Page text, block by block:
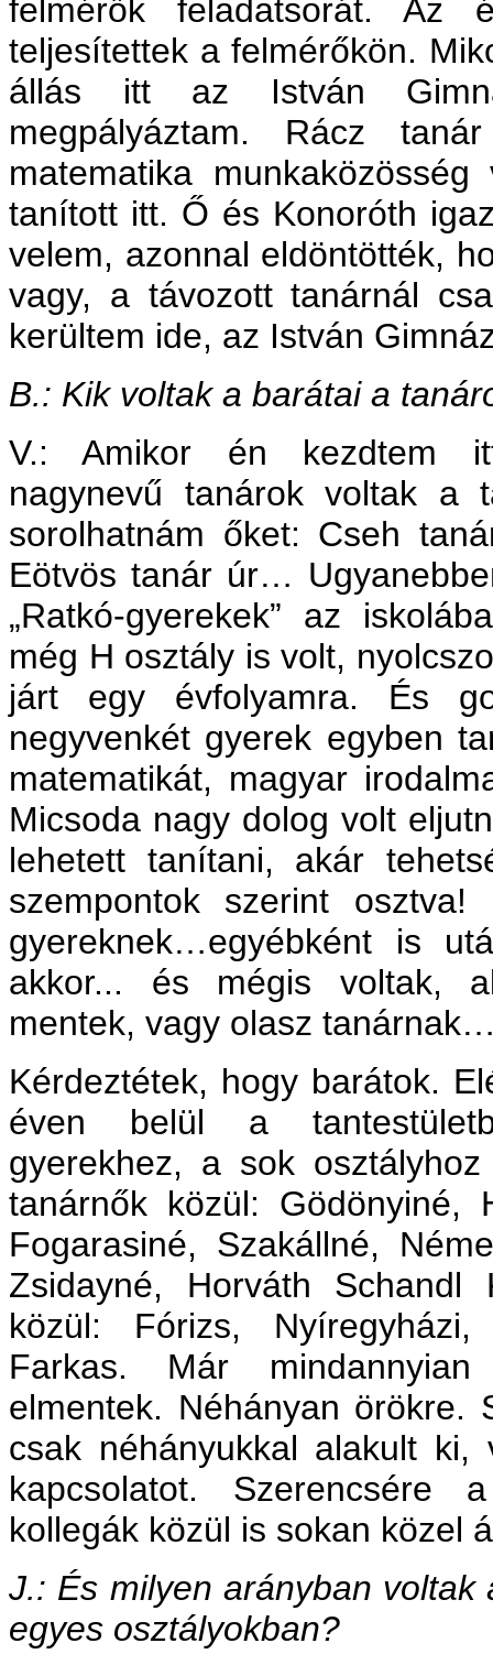
felmérők feladatsorát. Az
teljesítettek a felmérőkön.
állás itt az István
megpályáztam. Rácz
matematika
tanított itt. Ő és Konoróth
velem, azonnal eldöntötték,
vagy, a távozott tanárnál
kerültem ide, az István
B.: Kik voltak a barátai a
V.: Amikor én kezdtem
nagynevű tanárok voltak a
sorolhatnám őket: Cseh
Eötvös tanár úr…
„Ratkó-gyerekek” az
még H osztály is volt,
járt egy évfolyamra. És
negyvenkét gyerek egyben
matematikát, magyar
Micsoda nagy dolog volt
lehetett tanítani, akár
szempontok szerint osztva!
gyereknek…egyébként is
akkor... és mégis voltak,
mentek, vagy olasz
Kérdeztétek, hogy barátok.
éven belül a
gyerekhez, a sok
tanárnők közül: Gödönyiné,
Fogarasiné, Szakállné,
Zsidayné, Horváth
közül: Fórizs,
Farkas. Már
elmentek. Néhányan örökre.
csak néhányukkal alakult
kapcsolatot. Szerencsére
kollegák közül is sokan közel
J.: És milyen arányban
egyes osztályokban?